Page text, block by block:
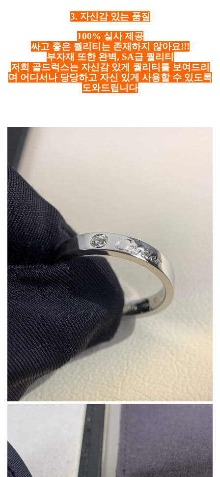
3. 자신감 있는 품질
100% 실사 제공
싸고 좋은 퀄리티는 존재하지 않아요!!!
부자재 또한 완벽, SA급 퀄리티
저희 골드럭스는 자신감 있게 퀄리티를 보여드리
며 어디서나 당당하고 자신 있게 사용할 수 있도록
도와드립니다